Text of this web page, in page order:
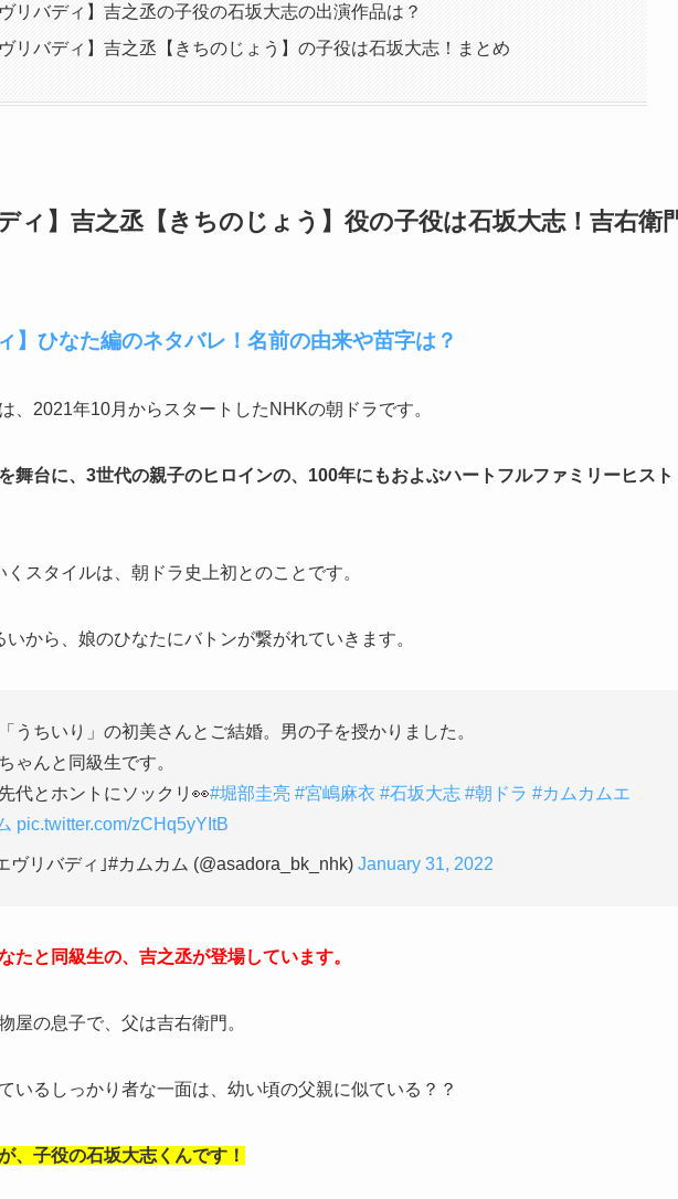
リバディ】吉之丞の子役の石坂大志の出演作品は？
ヴリバディ】吉之丞【きちのじょう】の子役は石坂大志！まとめ
ィ】吉之丞【きちのじょう】役の子役は石坂大志！吉右衛
】ひなた編のネタバレ！名前の由来や苗字は？
、2021年10月からスタートしたNHKの朝ドラです。
舞台に、3世代の親子のヒロインの、100年にもおよぶハートフルファミリーヒスト
スタイルは、朝ドラ史上初とのことです。
から、娘のひなたにバトンが繋がれていきます。
うちいり」の初美さんとご結婚。男の子を授かりました。
ゃんと同級生です。
代とホントにソックリ👀#堀部圭亮 #宮嶋麻衣 #石坂大志 #朝ドラ #カムカムエ
pic.twitter.com/zCHq5yYItB
リバディ｣#カムカム (@asadora_bk_nhk) January 31, 2022
たと同級生の、吉之丞が登場しています。
屋の息子で、父は吉右衛門。
いるしっかり者な一面は、幼い頃の父親に似ている？？
、子役の石坂大志くんです！